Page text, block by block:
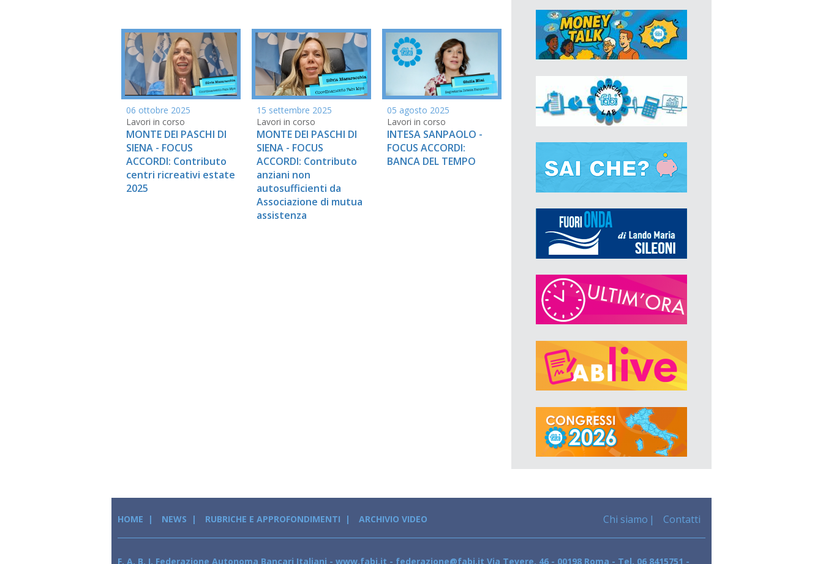
06 ottobre 2025
Lavori in corso
MONTE DEI PASCHI DI
SIENA - FOCUS
ACCORDI: Contributo
centri ricreativi estate
2025
15 settembre 2025
Lavori in corso
MONTE DEI PASCHI DI
SIENA - FOCUS
ACCORDI: Contributo
anziani non
autosufficienti da
Associazione di mutua
assistenza
05 agosto 2025
Lavori in corso
INTESA SANPAOLO -
FOCUS ACCORDI:
BANCA DEL TEMPO
HOME NEWS RUBRICHE E APPROFONDIMENTI ARCHIVIO VIDEO Chi siamo Contatti
F. A. B. I. Federazione Autonoma Bancari Italiani - www.fabi.it - federazione@fabi.it Via Tevere, 46 - 00198 Roma - Tel. 06 8415751 -